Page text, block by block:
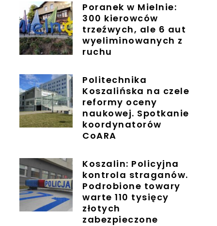
Poranek w Mielnie:
300 kierowców
trzeźwych, ale 6 aut
wyeliminowanych z
ruchu
Politechnika
Koszalińska na czele
reformy oceny
naukowej. Spotkanie
koordynatorów
CoARA
Koszalin: Policyjna
kontrola straganów.
Podrobione towary
warte 110 tysięcy
złotych
zabezpieczone